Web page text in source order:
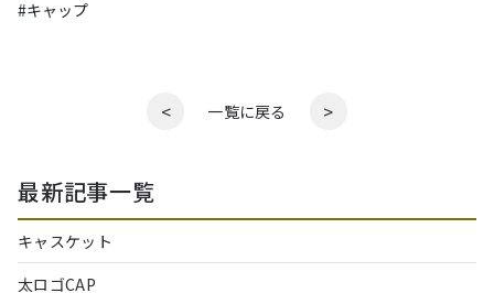
< 一覧に戻る >
最新記事一覧
キャスケット
太ロゴCAP